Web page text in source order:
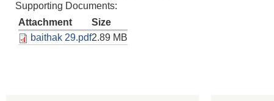
Supporting Documents:
Attachment
Size
baithak 29.pdf2.89 MB